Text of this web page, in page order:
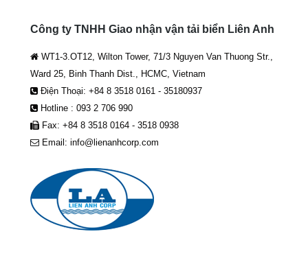
Công ty TNHH Giao nhận vận tải biển Liên Anh
WT1-3.OT12, Wilton Tower, 71/3 Nguyen Van Thuong Str.,
Ward 25, Binh Thanh Dist., HCMC, Vietnam
Điện Thoại: +84 8 3518 0161 - 35180937
Hotline : 093 2 706 990
Fax: +84 8 3518 0164 - 3518 0938
Email: info@lienanhcorp.com